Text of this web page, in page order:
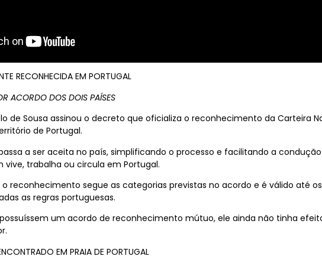
RECONHECIDA EM PORTUGAL
ACORDO DOS DOIS PAÍSES
de Sousa assinou o decreto que oficializa o reconhecimento da Carteira
de Portugal.
a ser aceita no país, simplificando o processo e facilitando a
trabalha ou circula em Portugal.
reconhecimento segue as categorias previstas no acordo e é válido até
as regras portuguesas.
possuíssem um acordo de reconhecimento mútuo, ele ainda não tinha
EM PRAIA DE PORTUGAL